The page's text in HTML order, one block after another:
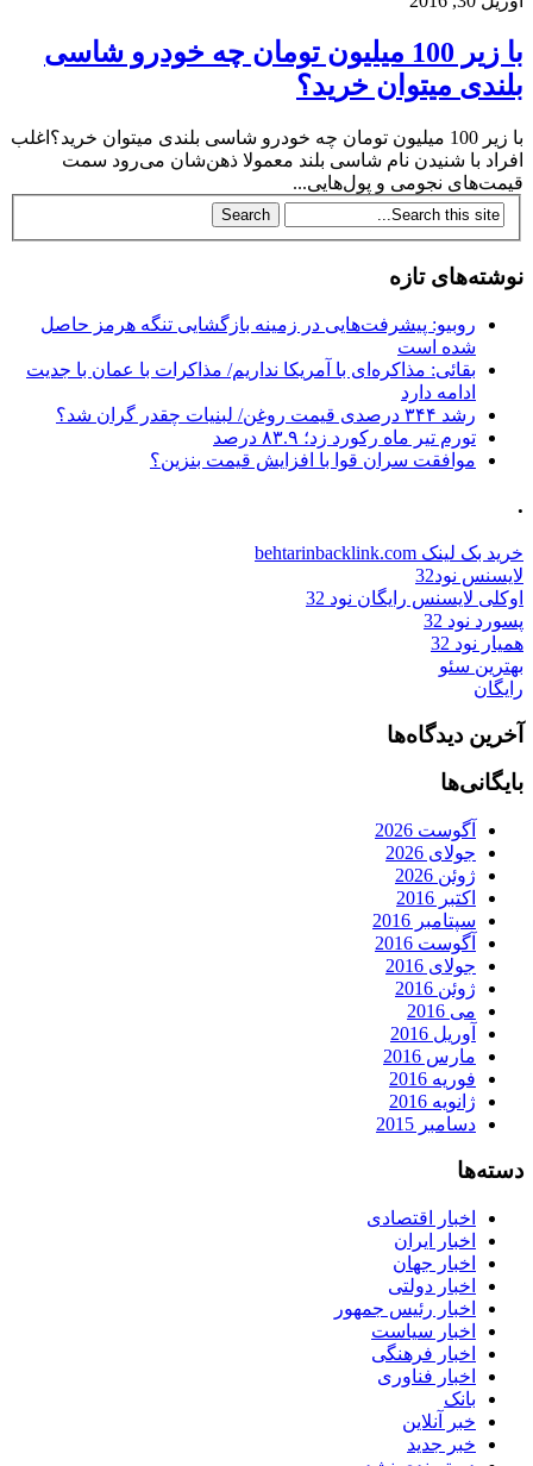
با زیر 100 میلیون تومان چه خودرو شاسی
بلندی میتوان خرید؟
با زیر 100 میلیون تومان چه خودرو شاسی بلندی میتوان خرید؟اغلب
افراد با شنیدن نام شاسی بلند معمولا ذهن‌شان می‌رود سمت
قیمت‌های نجومی و پول‌هایی...
نوشته‌های تازه
روبیو: پیشرفت‌هایی در زمینه بازگشایی تنگه هرمز حاصل
شده است
بقائی: مذاکره‌ای با آمریکا نداریم/ مذاکرات با عمان با جدیت
ادامه دارد
رشد ۳۴۴ درصدی قیمت روغن/ لبنیات چقدر گران شد؟
تورم تیر ماه رکورد زد؛ ۸۳.۹ درصد
موافقت سران قوا با افزایش قیمت بنزین؟
.
خرید بک لینک behtarinbacklink.com
لایسنس نود32
اوکلی لایسنس رایگان نود 32
پسورد نود 32
همیار نود 32
بهترین سئو
رایگان
آخرین دیدگاه‌ها
بایگانی‌ها
آگوست 2026
جولای 2026
ژوئن 2026
اکتبر 2016
سپتامبر 2016
آگوست 2016
جولای 2016
ژوئن 2016
می 2016
آوریل 2016
مارس 2016
فوریه 2016
ژانویه 2016
دسامبر 2015
دسته‌ها
اخبار اقتصادی
اخبار ایران
اخبار جهان
اخبار دولتی
اخبار رئیس جمهور
اخبار سیاست
اخبار فرهنگی
اخبار فناوری
بانک
خبر آنلاین
خبر جدید